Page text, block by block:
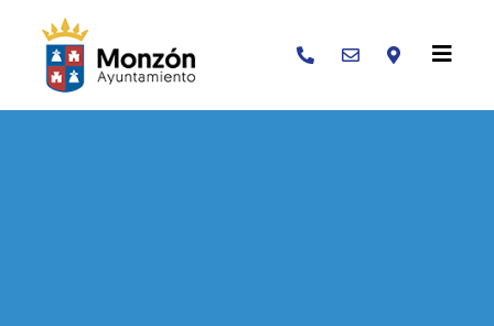
Buscar